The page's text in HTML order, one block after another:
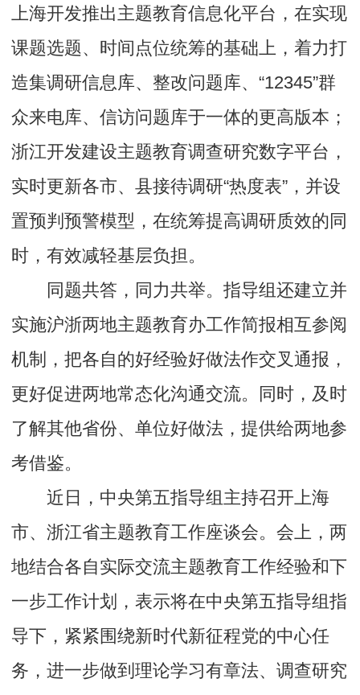
上海开发推出主题教育信息化平台，在实现
课题选题、时间点位统筹的基础上，着力打
造集调研信息库、整改问题库、“12345”群
众来电库、信访问题库于一体的更高版本；
浙江开发建设主题教育调查研究数字平台，
实时更新各市、县接待调研“热度表”，并设
置预判预警模型，在统筹提高调研质效的同
时，有效减轻基层负担。
同题共答，同力共举。指导组还建立并
实施沪浙两地主题教育办工作简报相互参阅
机制，把各自的好经验好做法作交叉通报，
更好促进两地常态化沟通交流。同时，及时
了解其他省份、单位好做法，提供给两地参
考借鉴。
近日，中央第五指导组主持召开上海
市、浙江省主题教育工作座谈会。会上，两
地结合各自实际交流主题教育工作经验和下
一步工作计划，表示将在中央第五指导组指
导下，紧紧围绕新时代新征程党的中心任
务，进一步做到理论学习有章法、调查研究